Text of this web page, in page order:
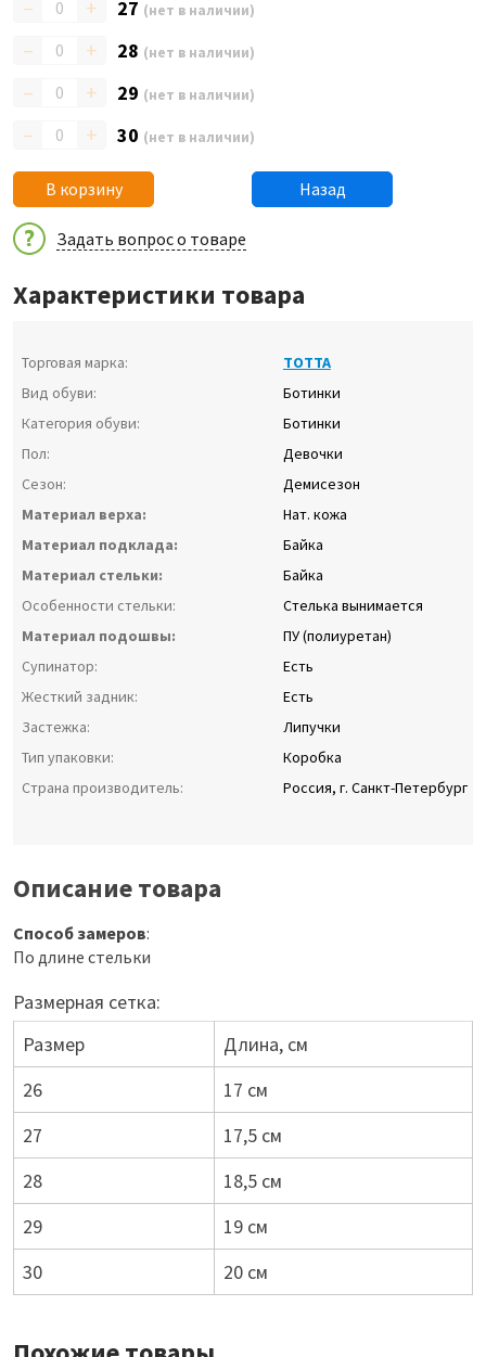
– + 27 (нет в наличии)
– + 28 (нет в наличии)
– + 29 (нет в наличии)
– + 30 (нет в наличии)
В корзину Назад
Задать вопрос о товаре
Характеристики товара
Торговая марка:
ТОТТА
Вид обуви:
Ботинки
Категория обуви:
Ботинки
Пол:
Девочки
Сезон:
Демисезон
Материал верха:
Нат. кожа
Материал подклада:
Байка
Материал стельки:
Байка
Особенности стельки:
Стелька вынимается
Материал подошвы:
ПУ (полиуретан)
Супинатор:
Есть
Жесткий задник:
Есть
Застежка:
Липучки
Тип упаковки:
Коробка
Страна производитель:
Россия, г. Санкт-Петербург
Описание товара
Способ замеров:
По длине стельки
Размерная сетка:
Размер
Длина, см
26
17 см
27
17,5 см
28
18,5 см
29
19 см
30
20 см